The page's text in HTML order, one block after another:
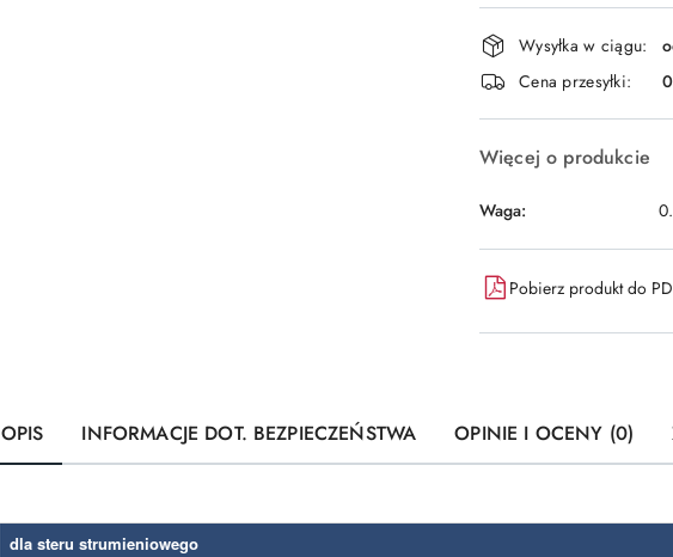
Dostępność
i
dostawa
Wysyłka w ciągu:
Cena przesyłki:
Więcej o produkcie
Waga:
Pobierz produkt do
OPIS INFORMACJE DOT. BEZPIECZEŃSTWA OPINIE I OCENY (0)
dla steru strumieniowego